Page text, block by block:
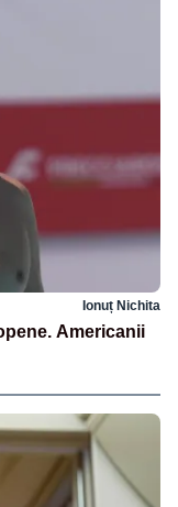
Ionuț Nichita
Americanii